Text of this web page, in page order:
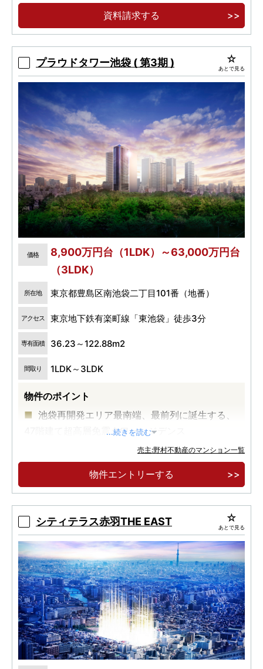
資料請求する
プラウドタワー池袋 ( 第3期 ) あとで見る
価格
8,900万円台（1LDK）～63,000万円台
（3LDK）
所在地 東京都豊島区南池袋二丁目101番（地番）
アクセス 東京地下鉄有楽町線「東池袋」徒歩3分
専有面積 36.23～122.88m2
間取り 1LDK～3LDK
物件のポイント
池袋再開発エリア最南端、最前列に誕生する、
47階建て超高層免震タワーレジデンス
JR「池袋」駅徒歩10分、有楽町線「東池袋」駅
ペデストリアンデッキで直結 徒歩3分
躍動と成熟、進化する池袋 煌めき移ろう都心の
...続きを読む
売主:野村不動産のマンション一覧
物件エントリーする
シティテラス赤羽THE EAST あとで見る